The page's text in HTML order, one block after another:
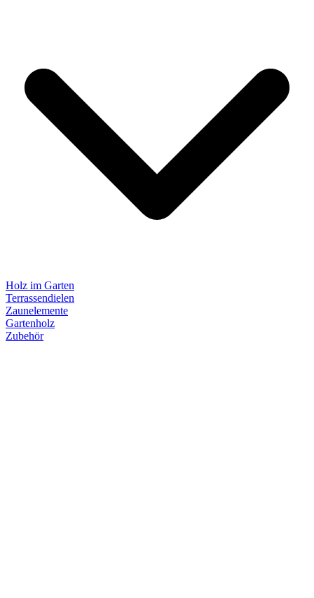
Holz im Garten
Terrassendielen
Zaunelemente
Gartenholz
Zubehör